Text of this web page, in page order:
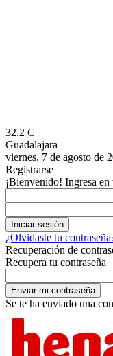
32.2 C
Guadalajara
viernes, 7 de agosto de
Registrarse
¡Bienvenido! Ingresa en
¿Olvidaste tu
Recuperación de
Recupera tu contraseña
Se te ha enviado una